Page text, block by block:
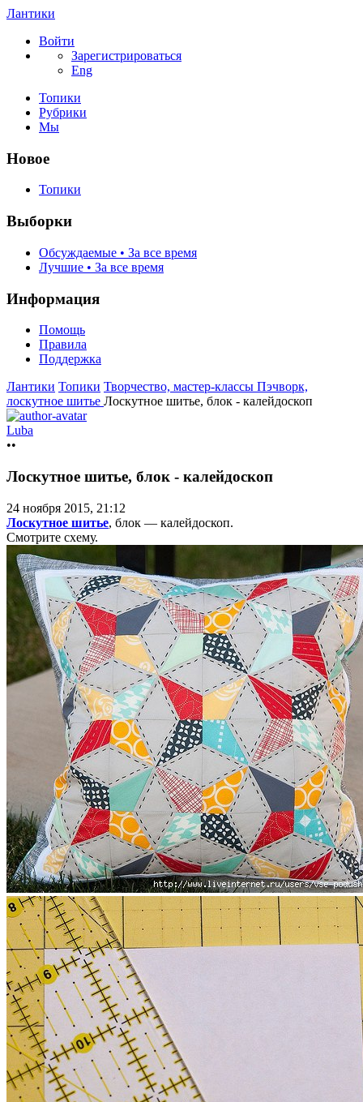
Лантики
Войти
Зарегистрироваться
Eng
Топики
Рубрики
Мы
Новое
Топики
Выборки
Обсуждаемые • За все время
Лучшие • За все время
Информация
Помощь
Правила
Поддержка
Лантики Топики Творчество, мастер-классы Пэчворк,
лоскутное шитье Лоскутное шитье, блок - калейдоскоп
Luba
••
Лоскутное шитье, блок - калейдоскоп
24 ноября 2015, 21:12
Лоскутное шитье, блок — калейдоскоп.
Смотрите схему.